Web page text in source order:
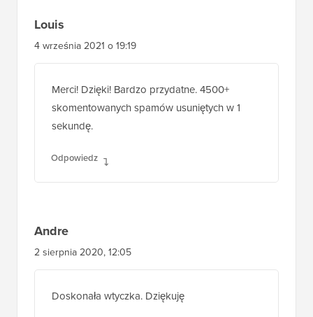
Louis
4 września 2021 o 19:19
Merci! Dzięki! Bardzo przydatne. 4500+
skomentowanych spamów usuniętych w 1
sekundę.
Odpowiedz
Andre
2 sierpnia 2020, 12:05
Doskonała wtyczka. Dziękuję